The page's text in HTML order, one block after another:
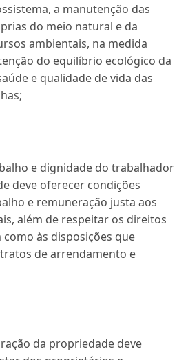
a manutenção das
do meio natural e da
ambientais, na medida
do equilíbrio ecológico da
e qualidade de vida das
e dignidade do trabalhador
deve oferecer condições
e remuneração justa aos
além de respeitar os direitos
às disposições que
de arrendamento e
da propriedade deve